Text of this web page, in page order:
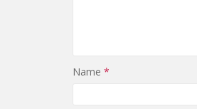
Name *